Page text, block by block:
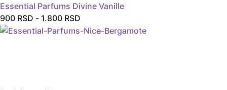
Essential Parfums Divine Vanille
900 RSD - 1.800 RSD